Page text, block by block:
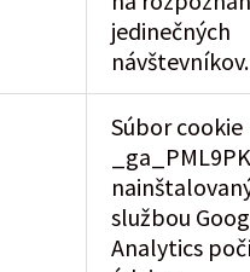
jedinečných
návštevníkov.
Súbor cookie
službou
Analytics